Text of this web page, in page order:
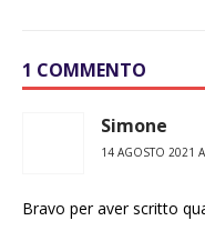
1 COMMENTO
Simone
14 AGOSTO 2021
Bravo per aver scritto